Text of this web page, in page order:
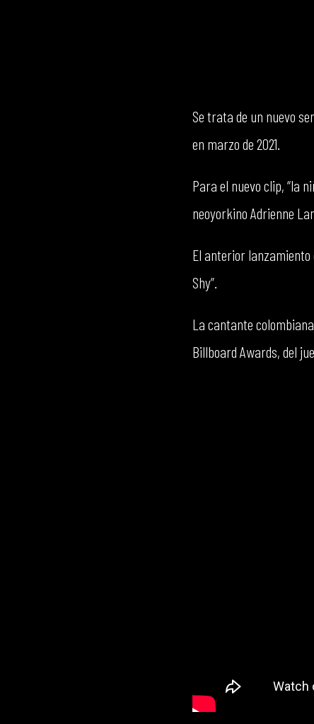
Se trata de un nuevo
en marzo de 2021.
Para el nuevo clip, “la
neoyorkino Adrienne
El anterior lanzamiento
Shy”.
La cantante
Billboard Awards, del